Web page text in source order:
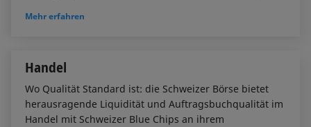
Mehr erfahren
Handel
Wo Qualität Standard ist: die Schweizer Börse bietet
herausragende Liquidität und Auftragsbuchqualität im
Handel mit Schweizer Blue Chips an ihrem